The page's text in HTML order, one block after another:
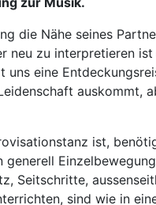
die Nähe seines
zu interpretieren ist
eine
auskommt,
ist,
Seitschritte,
sind wie in